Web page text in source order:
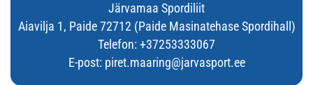
Järvamaa Spordiliit
Aiavilja 1, Paide 72712 (Paide Masinatehase Spordihall)
Telefon: +37253333067
E-post: piret.maaring@jarvasport.ee